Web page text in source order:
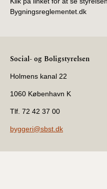
Bygningsreglementet.dk
Social- og Boligstyrelsen
Holmens kanal 22
1060 København K
Tlf. 72 42 37 00
byggeri@sbst.dk